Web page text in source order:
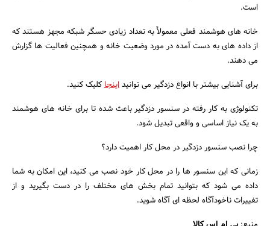
است.
خانه های هوشمند فعلی معمولاً به تعداد زیادی حسگر شبکه مجهز هستند که
از داده های به دست آمده در مورد وضعیت خانه و همچنین فعالیت ها گزارش
می دهند.
برای آشنایی بیشتر با انواع دزدگیر می توانیداینجاکلیک کنید.
تکنولوژی به کار رفته در سنسور دزدگیر باعث شده تا برای خانه های هوشمند
به یک نیاز اساسی و واقعی تبدیل شود.
چرا نصب سنسور دزدگیر در محل کار اهمیت دارد؟
زمانی که این سنسور ها را در محل کار خود نصب می کنید، این امکان به شما
داده می شود که بتوانید تمام بخش های مختلف را در دست بگیرید و از
تغییرات ناخودآگاه لحظه ای آگاه شوید.